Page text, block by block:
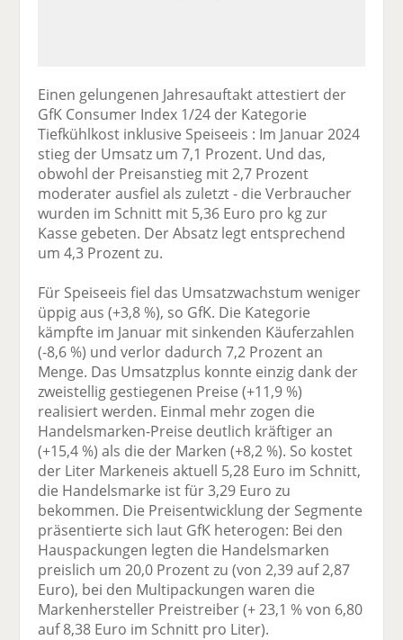
Einen gelungenen Jahresauftakt attestiert der
GfK Consumer Index 1/24 der Kategorie
Tiefkühlkost inklusive Speiseeis : Im Januar 2024
stieg der Umsatz um 7,1 Prozent. Und das,
obwohl der Preisanstieg mit 2,7 Prozent
moderater ausfiel als zuletzt - die Verbraucher
wurden im Schnitt mit 5,36 Euro pro kg zur
Kasse gebeten. Der Absatz legt entsprechend
um 4,3 Prozent zu.
Für Speiseeis fiel das Umsatzwachstum weniger
üppig aus (+3,8 %), so GfK. Die Kategorie
kämpfte im Januar mit sinkenden Käuferzahlen
(-8,6 %) und verlor dadurch 7,2 Prozent an
Menge. Das Umsatzplus konnte einzig dank der
zweistellig gestiegenen Preise (+11,9 %)
realisiert werden. Einmal mehr zogen die
Handelsmarken-Preise deutlich kräftiger an
(+15,4 %) als die der Marken (+8,2 %). So kostet
der Liter Markeneis aktuell 5,28 Euro im Schnitt,
die Handelsmarke ist für 3,29 Euro zu
bekommen. Die Preisentwicklung der Segmente
präsentierte sich laut GfK heterogen: Bei den
Hauspackungen legten die Handelsmarken
preislich um 20,0 Prozent zu (von 2,39 auf 2,87
Euro), bei den Multipackungen waren die
Markenhersteller Preistreiber (+ 23,1 % von 6,80
auf 8,38 Euro im Schnitt pro Liter).